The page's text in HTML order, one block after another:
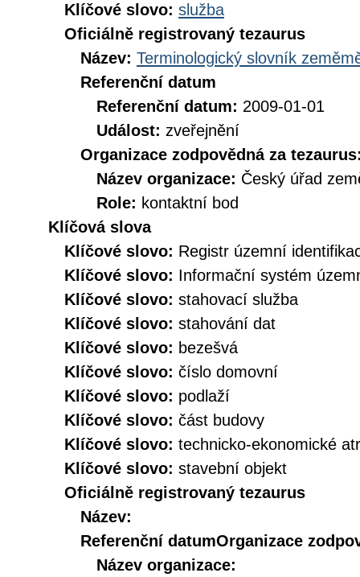
Klíčové slovo: služba
Oficiálně registrovaný tezaurus
Název: Terminologický slovník
Referenční datum
Referenční datum: 2009-01-01
Událost: zveřejnění
Organizace zodpovědná za
Název organizace: Český úřad
Role: kontaktní bod
Klíčová slova
Klíčové slovo: Registr územní
Klíčové slovo: Informační systém
Klíčové slovo: stahovací služba
Klíčové slovo: stahování dat
Klíčové slovo: bezešvá
Klíčové slovo: číslo domovní
Klíčové slovo: podlaží
Klíčové slovo: část budovy
Klíčové slovo: technicko-ekonomické
Klíčové slovo: stavební objekt
Oficiálně registrovaný tezaurus
Název:
Referenční datumOrganizace
Název organizace: